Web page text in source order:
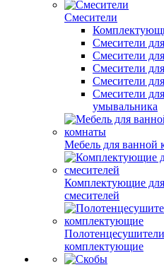
Смесители
Смесители
Смесители
Смесители
Смесители
Смесители для
умывальника
Мебель для ванной
Комплектующие для
смесителей
комплектующие